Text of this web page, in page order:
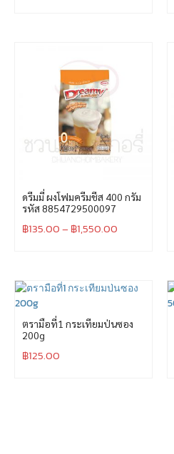
ดรีมมี่ ผงโฟมครีมชีส 400 กรัม
รหัส 8854729500097
฿135.00– ฿1,550.00
ตรามือที่1 กระเทียมป่นซอง
200g
฿125.00